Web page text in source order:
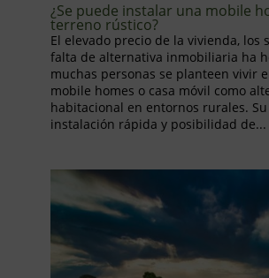
¿Se puede instalar una mobile
terreno rústico?
El elevado precio de la vivienda, los
falta de alternativa inmobiliaria ha
muchas personas se planteen vivir
mobile homes o casa móvil como
habitacional en entornos rurales.
instalación rápida y posibilidad de...